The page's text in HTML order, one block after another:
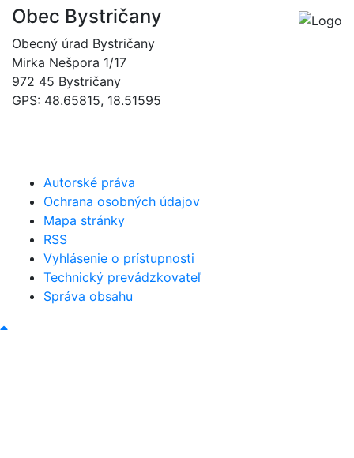
Obec Bystričany
Obecný úrad Bystričany
Mirka Nešpora 1/17
972 45 Bystričany
GPS: 48.65815, 18.51595
Autorské práva
Ochrana osobných údajov
Mapa stránky
RSS
Vyhlásenie o prístupnosti
Technický prevádzkovateľ
Správa obsahu